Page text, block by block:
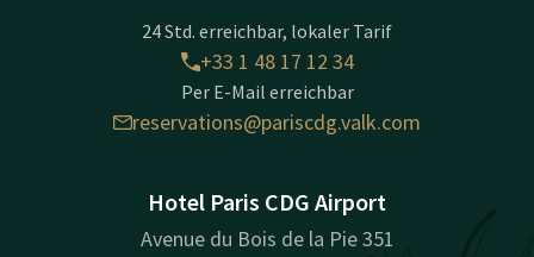
24 Std. erreichbar, lokaler Tarif
+33 1 48 17 12 34
Per E-Mail erreichbar
reservations@pariscdg.valk.com
Hotel Paris CDG Airport
Avenue du Bois de la Pie 351